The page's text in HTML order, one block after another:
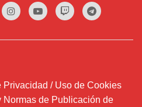
/ Uso de Cookies
de Publicación de